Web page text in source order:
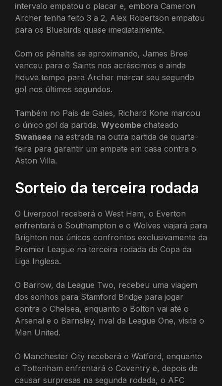
intervalo empatou o placar e, embora Cameron
Archer tenha feito 3 a 2, Alex Robertson empatou
para os Bluebirds quase imediatamente.
Com os pênaltis se aproximando, James Bree
venceu para o Saints nos acréscimos e ainda
houve tempo para Archer marcar seu segundo
gol nos últimos segundos.
Também no País de Gales, Richard Kone marcou
o único gol da partida. Wycombe chateado
Swansea na estrada na outra partida de quarta-
feira para garantir um empate em casa contra o
Aston Villa.
Sorteio da terceira rodada
O Liverpool receberá o West Ham, o Everton
enfrentará o Southampton e o Wolves viajará para
Brighton nos únicos confrontos exclusivamente da
Premier League na terceira rodada da Copa da
Liga Inglesa.
O Barrow, da League Two, recebeu uma viagem
dos sonhos para Stamford Bridge para jogar
contra o Chelsea, enquanto o Bolton vai até o
Arsenal e o Barnsley, rival da League One, visita o
Man United.
O Manchester City receberá o Watford, enquanto
o Tottenham enfrentará o Coventry e, depois de
causar surpresas na segunda rodada, o AFC